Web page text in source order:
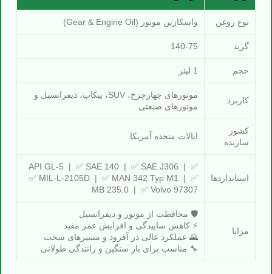
نوع روغن واسكازین موتور (Gear & Engine Oil)
گرید 140-75
حجم 1 لیتر
کاربرد
موتورهای چهارچرخ، SUV، پیکاپ، دیفرانسیل و
موتورهای صنعتی
کشور
سازنده
ایالات متحده آمریکا
استانداردها
✅ API GL-5 | ✅ SAE 140 | ✅ SAE J306 |
✅ MIL-L-2105D | ✅ MAN 342 Typ M1 | ✅
MB 235.0 | ✅ Volvo 97307
مزایا
🛡 محافظت از موتور و دیفرانسیل
⚡ کاهش ساییدگی و افزایش عمر مفید
🌄 عملکرد عالی در آفرود و مسیرهای سخت
🔧 مناسب برای بار سنگین و رانندگی طولانی